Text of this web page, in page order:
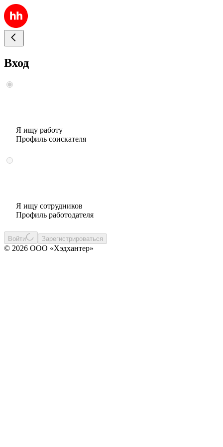
Вход
Я ищу работу
Профиль соискателя
Я ищу сотрудников
Профиль работодателя
Войти Зарегистрироваться
© 2026 ООО «Хэдхантер»